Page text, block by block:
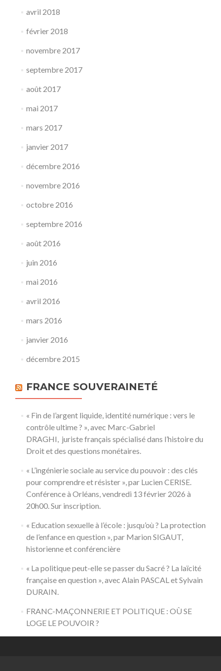
avril 2018
février 2018
novembre 2017
septembre 2017
août 2017
mai 2017
mars 2017
janvier 2017
décembre 2016
novembre 2016
octobre 2016
septembre 2016
août 2016
juin 2016
mai 2016
avril 2016
mars 2016
janvier 2016
décembre 2015
FRANCE SOUVERAINETÉ
« Fin de l’argent liquide, identité numérique : vers le
contrôle ultime ? », avec Marc-Gabriel
DRAGHI, juriste français spécialisé dans l’histoire du
Droit et des questions monétaires.
« L’ingénierie sociale au service du pouvoir : des clés
pour comprendre et résister », par Lucien CERISE.
Conférence à Orléans, vendredi 13 février 2026 à
20h00. Sur inscription.
« Education sexuelle à l’école : jusqu’où ? La protection
de l’enfance en question », par Marion SIGAUT,
historienne et conférencière
« La politique peut-elle se passer du Sacré ? La laïcité
française en question », avec Alain PASCAL et Sylvain
DURAIN.
FRANC-MAÇONNERIE ET POLITIQUE : OÙ SE
LOGE LE POUVOIR ?